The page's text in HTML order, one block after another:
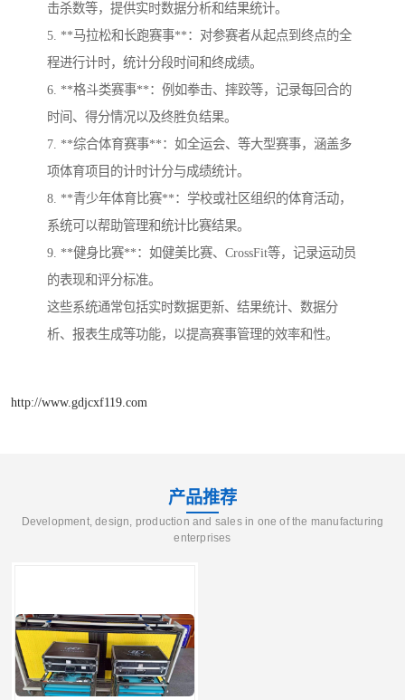
击杀数等，提供实时数据分析和结果统计。
5. **马拉松和长跑赛事**：对参赛者从起点到终点的全
程进行计时，统计分段时间和终成绩。
6. **格斗类赛事**：例如拳击、摔跤等，记录每回合的
时间、得分情况以及终胜负结果。
7. **综合体育赛事**：如全运会、等大型赛事，涵盖多
项体育项目的计时计分与成绩统计。
8. **青少年体育比赛**：学校或社区组织的体育活动，
系统可以帮助管理和统计比赛结果。
9. **健身比赛**：如健美比赛、CrossFit等，记录运动员
的表现和评分标准。
这些系统通常包括实时数据更新、结果统计、数据分
析、报表生成等功能，以提高赛事管理的效率和性。
http://www.gdjcxf119.com
产品推荐
Development, design, production and sales in one of the manufacturing
enterprises